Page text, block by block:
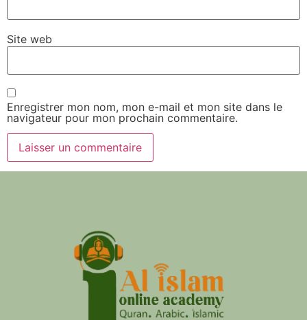
Site web
Enregistrer mon nom, mon e-mail et mon site dans le
navigateur pour mon prochain commentaire.